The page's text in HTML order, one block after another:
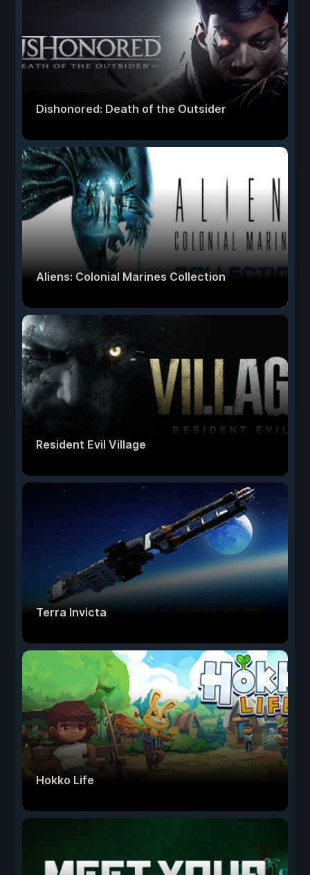
Dishonored: Death of the Outsider
Aliens: Colonial Marines Collection
Resident Evil Village
Terra Invicta
Hokko Life